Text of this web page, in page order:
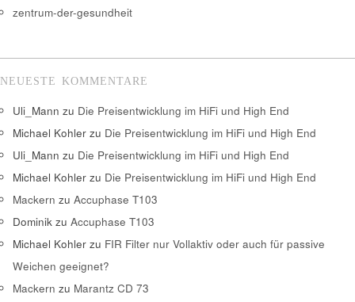
zentrum-der-gesundheit
NEUESTE KOMMENTARE
Uli_Mann zu Die Preisentwicklung im HiFi und High End
Michael Kohler zu Die Preisentwicklung im HiFi und High End
Uli_Mann zu Die Preisentwicklung im HiFi und High End
Michael Kohler zu Die Preisentwicklung im HiFi und High End
Mackern zu Accuphase T103
Dominik zu Accuphase T103
Michael Kohler zu FIR Filter nur Vollaktiv oder auch für passive
Weichen geeignet?
Mackern zu Marantz CD 73